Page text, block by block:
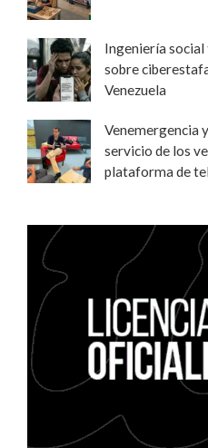
Ingeniería
sobre
Venezuela
Venemergencia
servicio de los
plataforma de